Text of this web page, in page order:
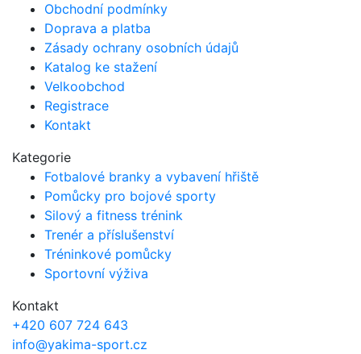
Obchodní podmínky
Doprava a platba
Zásady ochrany osobních údajů
Katalog ke stažení
Velkoobchod
Registrace
Kontakt
Kategorie
Fotbalové branky a vybavení hřiště
Pomůcky pro bojové sporty
Silový a fitness trénink
Trenér a příslušenství
Tréninkové pomůcky
Sportovní výživa
Kontakt
+420 607 724 643
info@yakima-sport.cz